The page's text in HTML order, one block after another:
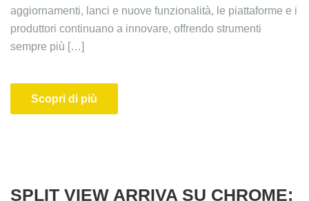
aggiornamenti, lanci e nuove funzionalità, le piattaforme e i
produttori continuano a innovare, offrendo strumenti
sempre più […]
Scopri di più
SPLIT VIEW ARRIVA SU CHROME: